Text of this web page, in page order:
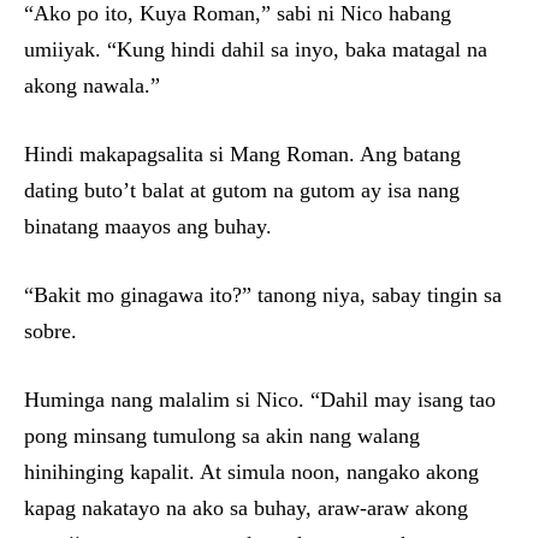
“Ako po ito, Kuya Roman,” sabi ni Nico habang
umiiyak. “Kung hindi dahil sa inyo, baka matagal na
akong nawala.”
Hindi makapagsalita si Mang Roman. Ang batang
dating buto’t balat at gutom na gutom ay isa nang
binatang maayos ang buhay.
“Bakit mo ginagawa ito?” tanong niya, sabay tingin sa
sobre.
Huminga nang malalim si Nico. “Dahil may isang tao
pong minsang tumulong sa akin nang walang
hinihinging kapalit. At simula noon, nangako akong
kapag nakatayo na ako sa buhay, araw-araw akong